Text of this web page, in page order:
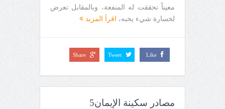
معيناً تحققت له المنفعة، وبالمقابل تعرض
لخسارة شيء يحبه،
اقرأ المزيد
Like
Tweet
Share
مصادر سكينة الإيمان5